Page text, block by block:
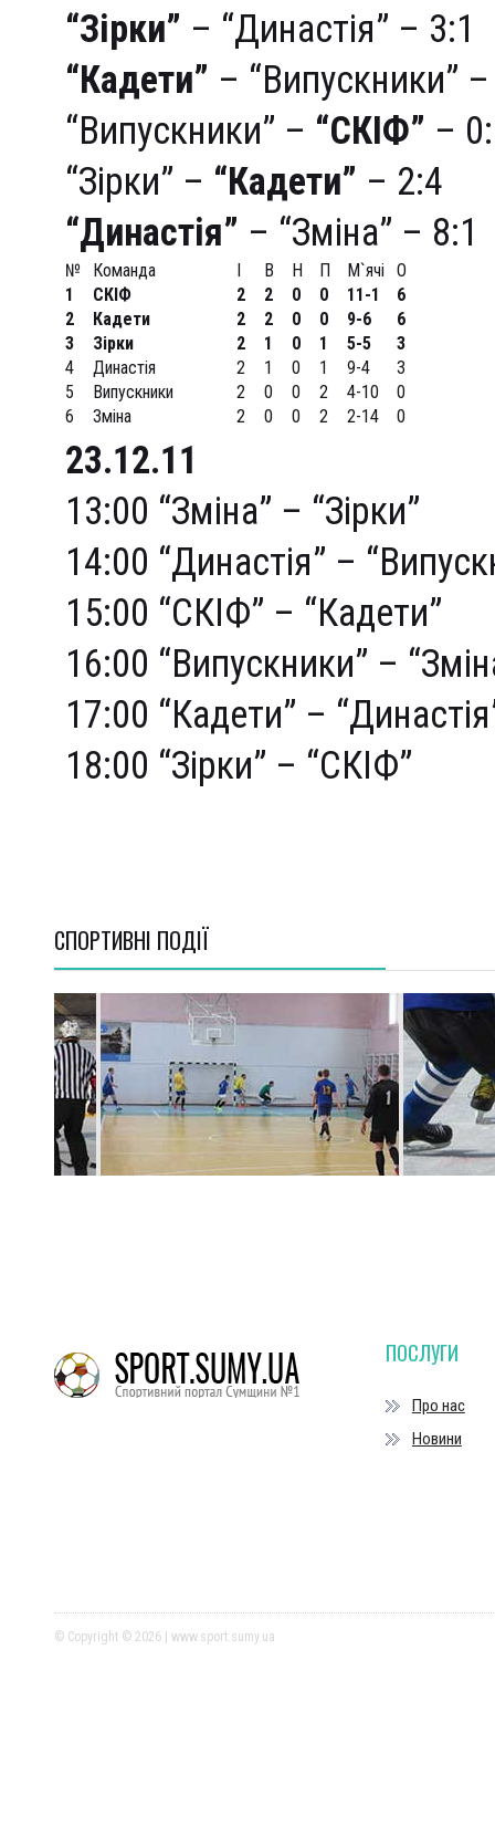
“Зірки” – “Династія” – 3:1
“Кадети” – “Випускники”
“Випускники” – “СКІФ” –
“Зірки” – “Кадети” – 2:4
“Династія” – “Зміна” – 8:1
№ Команда І В Н П М`ячі О
1
СКІФ 2 2 0 0 11-1
6
2
Кадети 2 2 0 0 9-6
6
3
Зірки 2 1 0 1 5-5
3
4
Династія 2 1 0 1 9-4
3
5
Випускники 2 0 0 2 4-10
0
6
Зміна 2 0 0 2 2-14 0
23.12.11
13:00 “Зміна” – “Зірки”
14:00 “Династія” –
15:00 “СКІФ” – “Кадети”
16:00 “Випускники” –
17:00 “Кадети” –
18:00 “Зірки” – “СКІФ”
СПОРТИВНI ПОДІЇ
ПОСЛУГИ
Про нас
Новини
© Copyright © 2026 | www.sport.sumy.ua